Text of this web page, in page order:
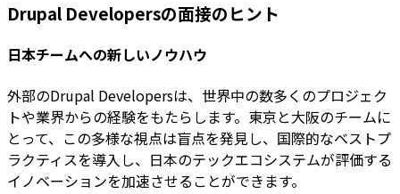
Drupal Developersの面接のヒント
日本チームへの新しいノウハウ
外部のDrupal Developersは、世界中の数多くのプロジェク
トや業界からの経験をもたらします。東京と大阪のチームに
とって、この多様な視点は盲点を発見し、国際的なベストプ
ラクティスを導入し、日本のテックエコシステムが評価する
イノベーションを加速させることができます。